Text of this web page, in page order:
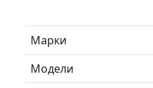
Марки
Модели